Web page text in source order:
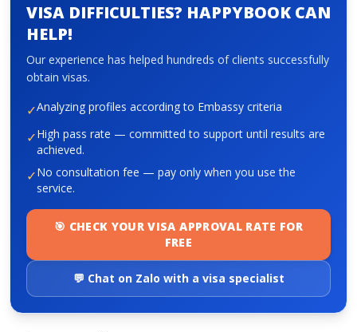
VISA DIFFICULTIES? HAPPYBOOK CAN
HELP!
Our experience has helped hundreds of clients successfully
obtain visas.
✓Analyzing profiles according to Embassy criteria
✓High pass rate — committed to support until results are
achieved.
✓No consultation fee — pay only when you use the
service.
🎯 CHECK YOUR VISA APPROVAL RATE FOR
FREE
💬 Chat on Zalo with a visa specialist